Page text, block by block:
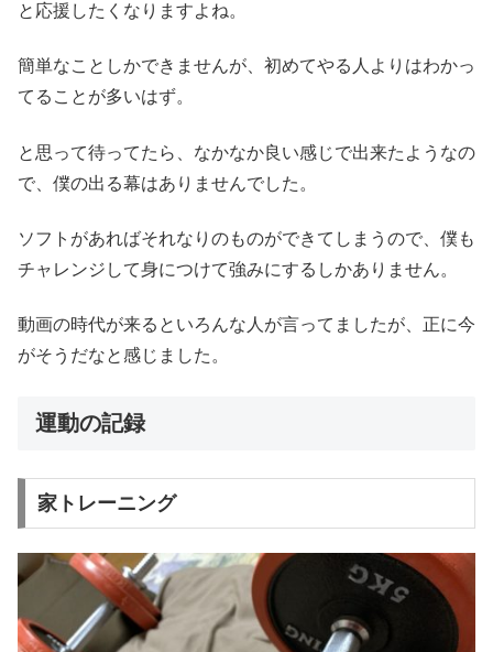
と応援したくなりますよね。
簡単なことしかできませんが、初めてやる人よりはわかっ
てることが多いはず。
と思って待ってたら、なかなか良い感じで出来たようなの
で、僕の出る幕はありませんでした。
ソフトがあればそれなりのものができてしまうので、僕も
チャレンジして身につけて強みにするしかありません。
動画の時代が来るといろんな人が言ってましたが、正に今
がそうだなと感じました。
運動の記録
家トレーニング